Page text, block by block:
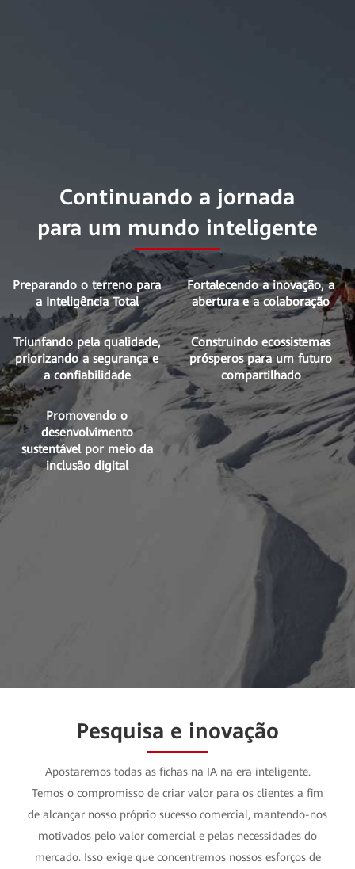
Continuando a jornada
para um mundo inteligente
Preparando o terreno para
a Inteligência Total
Fortalecendo a inovação, a
abertura e a colaboração
Triunfando pela qualidade,
priorizando a segurança e
a confiabilidade
Construindo ecossistemas
prósperos para um futuro
compartilhado
Promovendo o
desenvolvimento
sustentável por meio da
inclusão digital
Pesquisa e inovação
Apostaremos todas as fichas na IA na era inteligente.
Temos o compromisso de criar valor para os clientes a fim
de alcançar nosso próprio sucesso comercial, mantendo-nos
motivados pelo valor comercial e pelas necessidades do
mercado. Isso exige que concentremos nossos esforços de